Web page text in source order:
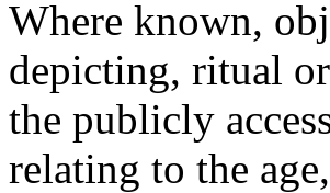
Where known,
depicting, ritual
the publicly
relating to the